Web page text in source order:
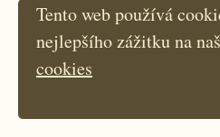
Tento web používá
nejlepšího zážitku na
cookies